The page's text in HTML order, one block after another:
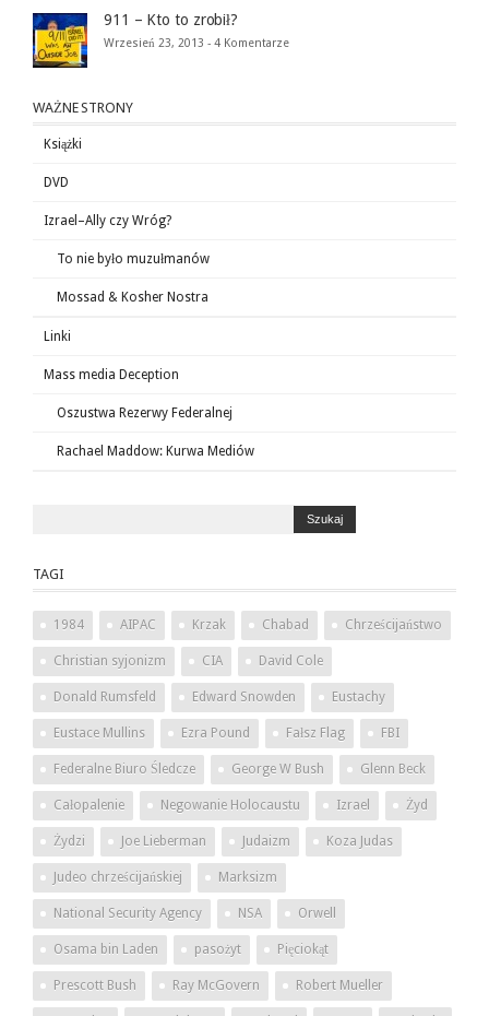
911 – Kto to zrobił?
Wrzesień 23, 2013 - 4 Komentarze
WAŻNE STRONY
Książki
DVD
Izrael–Ally czy Wróg?
To nie było muzułmanów
Mossad & Kosher Nostra
Linki
Mass media Deception
Oszustwa Rezerwy Federalnej
Rachael Maddow: Kurwa Mediów
TAGI
1984 AIPAC Krzak Chabad Chrześcijaństwo
Christian syjonizm CIA David Cole
Donald Rumsfeld Edward Snowden Eustachy
Eustace Mullins Ezra Pound Fałsz Flag FBI
Federalne Biuro Śledcze George W Bush Glenn Beck
Całopalenie Negowanie Holocaustu Izrael Żyd
Żydzi Joe Lieberman Judaizm Koza Judas
Judeo chrześcijańskiej Marksizm
National Security Agency NSA Orwell
Osama bin Laden pasożyt Pięciokąt
Prescott Bush Ray McGovern Robert Mueller